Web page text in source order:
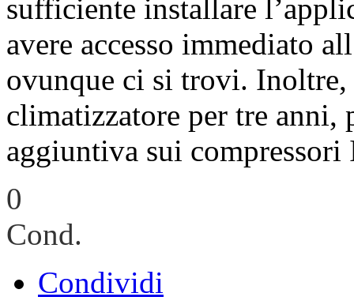
sufficiente installare
avere accesso immediato
ovunque ci si trovi.
climatizzatore per tre anni,
aggiuntiva sui
0
Cond.
Condividi